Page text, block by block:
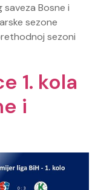
Bosne i
sezone
sezoni
1. kola
i